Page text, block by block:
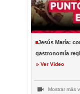
Jesús María:
gastronomía
Ver Video
Mostrar más